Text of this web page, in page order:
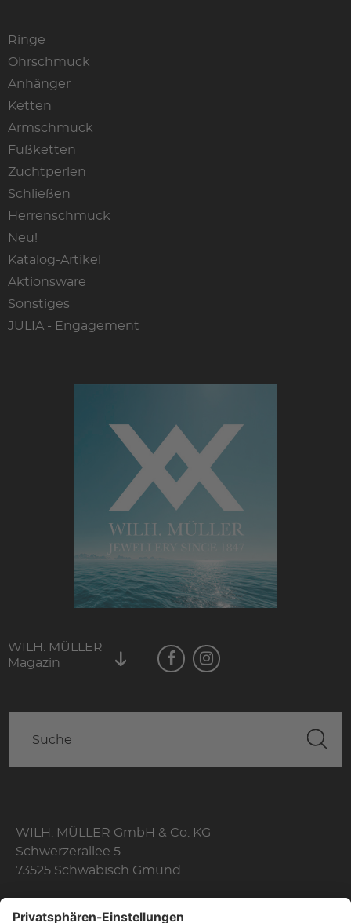
Ringe
Ohrschmuck
Anhänger
Ketten
Armschmuck
Fußketten
Zuchtperlen
Schließen
Herrenschmuck
Neu!
Katalog-Artikel
Aktionsware
Sonstiges
JULIA - Engagement
WILH. MÜLLER
Magazin
WILH. MÜLLER GmbH & Co. KG
Schwerzerallee 5
73525 Schwäbisch Gmünd